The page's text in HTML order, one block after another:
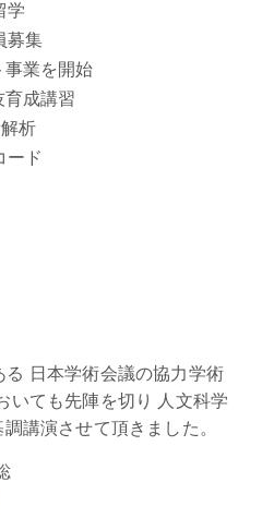
学
募集
事業を開始
育成講習
析
ード
る 日本学術会議の協力学術
いても先陣を切り 人文科学
講演させて頂きました。